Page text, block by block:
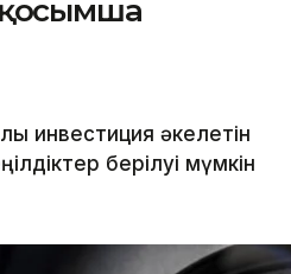
қосымша
инвестиция әкелетін
берілуі мүмкін